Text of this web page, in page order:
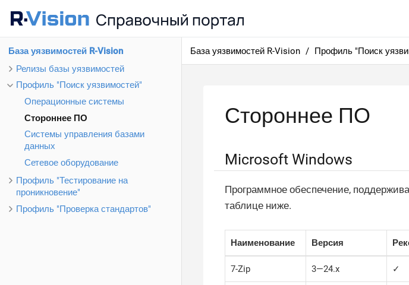
База уязвимостей R-Vision
Релизы базы уязвимостей
Профиль "Поиск уязвимостей"
Операционные системы
Стороннее ПО
Системы управления базами
данных
Сетевое оборудование
Профиль "Тестирование на
проникновение"
Профиль "Проверка стандартов"
База уязвимостей R-Vision Профиль "Поиск
Стороннее ПО
Microsoft Windows
Программное обеспечение,
таблице ниже.
Наименование Версия
7-Zip 3—​24.x ✓